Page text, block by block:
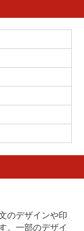
のデザインや印
。一部のデザイ